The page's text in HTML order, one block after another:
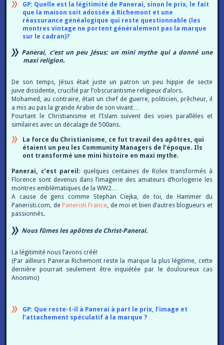
GP: Quelle est la légitimité de Panerai, sinon le prix, le fait
que la maison soit adossée à Richemont et une
réassurance généalogique qui reste questionnable (les
montres vintage ne portent généralement pas la marque
sur le cadran)?
Panerai, c’est un peu Jésus: un mini mythe qui a donné une
maxi religion.
De son temps, Jésus était juste un patron un peu hippie de secte
juive dissidente, crucifié par l’obscurantisme religieux d’alors.
Mohamed, au contraire, était un chef de guerre, politicien, prêcheur, il
a mis au pas la grande Arabie de son vivant…
Pourtant le Christianisme et l’Islam suivent des voies parallèles et
similaires avec un décalage de 500ans.
La force du Christianisme, ce fut travail des apôtres, qui
étaient un peu les Community Managers de l’époque. Ils
ont transformé une mini histoire en maxi mythe.
Panerai, c’est pareil: quelques centaines de Rolex transformés à
Florence sont devenus dans l’imagerie des amateurs d’horlogerie les
montres emblématiques de la WW2…
A cause de gens comme Stephan Ciejka, de toi, de Hammer du
Paneristi.com, de Paneristi France, de moi et bien d’autres blogueurs et
passionnés.
Nous fûmes les apôtres de Christ-Panerai.
La légitimité nous l’avons créé!
(Par ailleurs Panerai Richemont reste la marque la plus légitime, cette
dernière pourrait seulement être inquiétée par le douloureux cas
Anonimo)
GP: Que reste-t-il à Panerai à part le prix, l’image et
l’attachement spéculatif à la marque ?